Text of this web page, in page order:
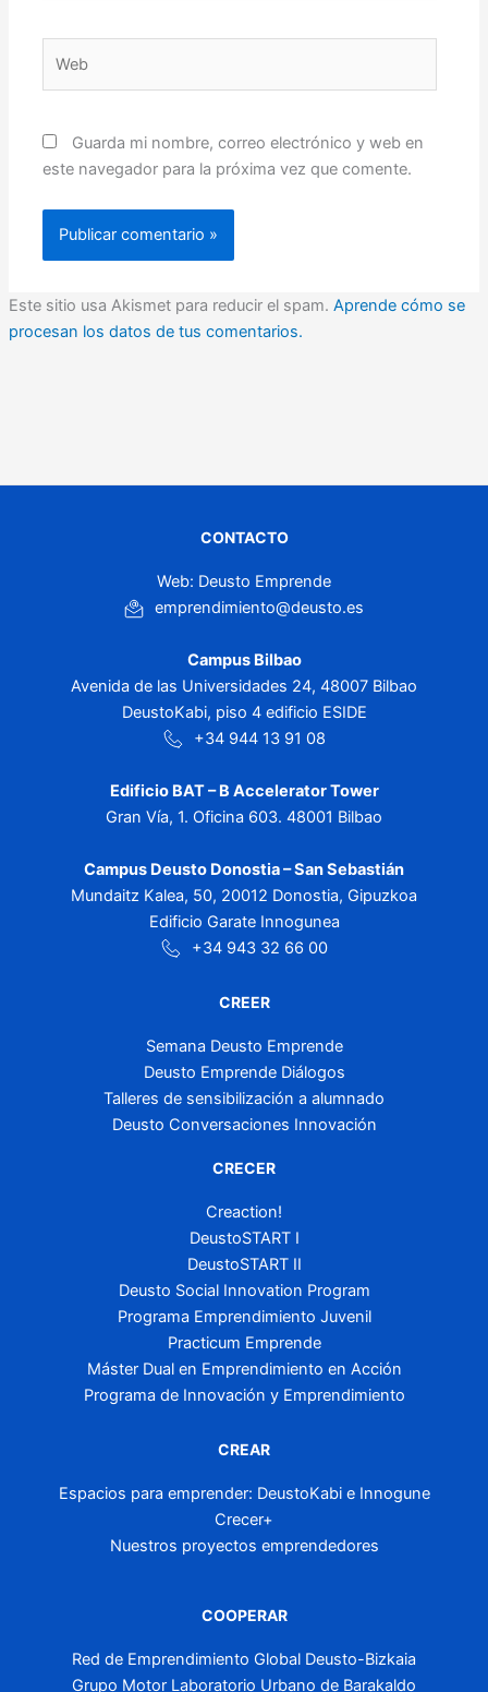
Guarda mi nombre, correo electrónico y web en
este navegador para la próxima vez que comente.
Este sitio usa Akismet para reducir el spam. Aprende cómo se
procesan los datos de tus comentarios.
CONTACTO
Web: Deusto Emprende
emprendimiento@deusto.es
Campus Bilbao
Avenida de las Universidades 24, 48007 Bilbao
DeustoKabi, piso 4 edificio ESIDE
+34 944 13 91 08
Edificio BAT – B Accelerator Tower
Gran Vía, 1. Oficina 603. 48001 Bilbao
Campus Deusto Donostia – San Sebastián
Mundaitz Kalea, 50, 20012 Donostia, Gipuzkoa
Edificio Garate Innogunea
+34 943 32 66 00
CREER
Semana Deusto Emprende
Deusto Emprende Diálogos
Talleres de sensibilización a alumnado
Deusto Conversaciones Innovación
CRECER
Creaction!
DeustoSTART I
DeustoSTART II
Deusto Social Innovation Program
Programa Emprendimiento Juvenil
Practicum Emprende
Máster Dual en Emprendimiento en Acción
Programa de Innovación y Emprendimiento
CREAR
Espacios para emprender: DeustoKabi e Innogune
Crecer+
Nuestros proyectos emprendedores
COOPERAR
Red de Emprendimiento Global Deusto-Bizkaia
Grupo Motor Laboratorio Urbano de Barakaldo